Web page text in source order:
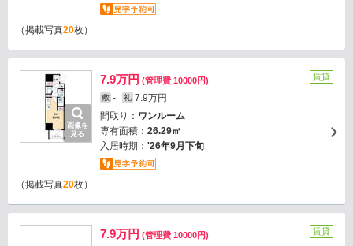
（掲載写真20枚）
画像を
見る
7.9万円 (管理費 10000円)
敷 - 礼 7.9万円
間取り： ワンルーム
専有面積： 26.29㎡
入居時期： '26年9月下旬
賃貸
（掲載写真20枚）
7.9万円 (管理費 10000円) 賃貸